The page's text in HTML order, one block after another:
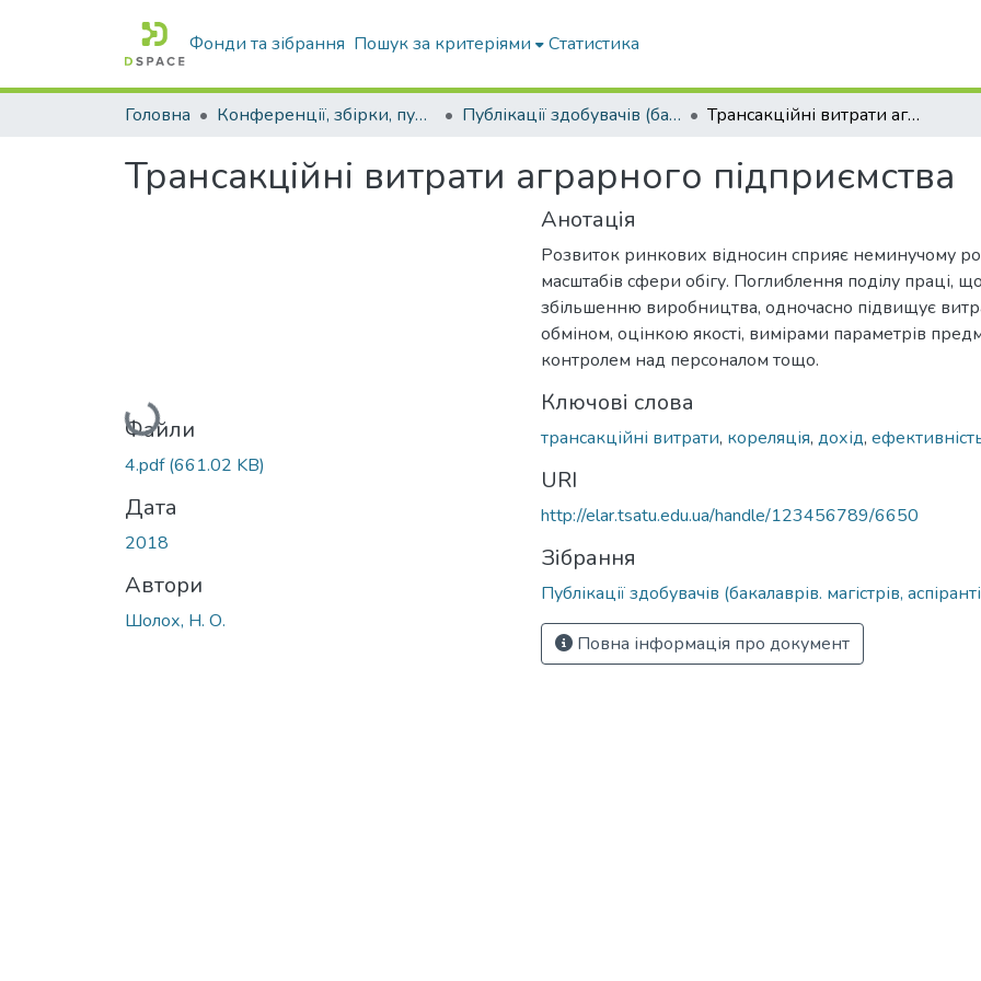
Фонди та зібрання Пошук за критеріями Статистика
Головна Конференції, збірки, публікації молодих вчених і здобувачів : магістрів, бакалаврів, аспірантів. Публікації здобувачів (бакалаврів. магістрів, аспірантів) Трансакційні витрати аграрного підприємства
Трансакційні витрати аграрного підприємства
Вантажиться...
Файли
4.pdf(661.02 KB)
Дата
2018
Автори
Шолох, Н. О.
Анотація
Розвиток ринкових відносин сприяє неминучому
масштабів сфери обігу. Поглиблення поділу праці,
збільшенню виробництва, одночасно підвищує
обміном, оцінкою якості, вимірами параметрів
контролем над персоналом тощо.
Ключові слова
трансакційні витрати, кореляція, дохід,
URI
http://elar.tsatu.edu.ua/handle/123456789/6650
Зібрання
Публікації здобувачів (бакалаврів. магістрів,
Повна інформація про документ